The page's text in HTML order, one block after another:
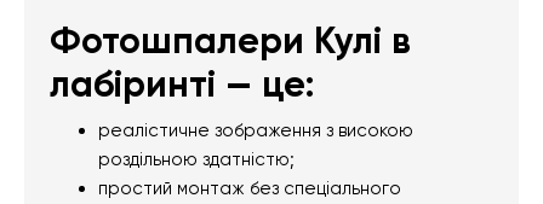
Фотошпалери Кулі в
лабіринті — це:
реалістичне зображення з високою
роздільною здатністю;
простий монтаж без спеціального